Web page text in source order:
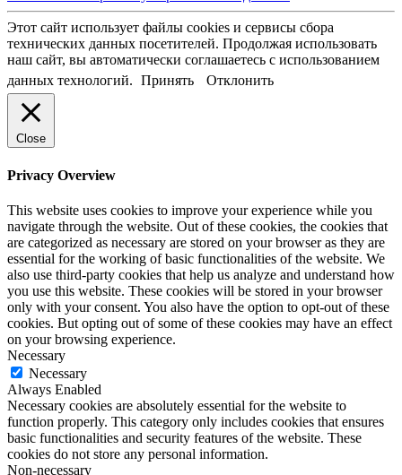
Этот сайт использует файлы cookies и сервисы сбора
технических данных посетителей. Продолжая использовать
наш сайт, вы автоматически соглашаетесь с использованием
данных технологий. Принять Отклонить
Close
Privacy Overview
This website uses cookies to improve your experience while you
navigate through the website. Out of these cookies, the cookies that
are categorized as necessary are stored on your browser as they are
essential for the working of basic functionalities of the website. We
also use third-party cookies that help us analyze and understand how
you use this website. These cookies will be stored in your browser
only with your consent. You also have the option to opt-out of these
cookies. But opting out of some of these cookies may have an effect
on your browsing experience.
Necessary
Necessary
Always Enabled
Necessary cookies are absolutely essential for the website to
function properly. This category only includes cookies that ensures
basic functionalities and security features of the website. These
cookies do not store any personal information.
Non-necessary